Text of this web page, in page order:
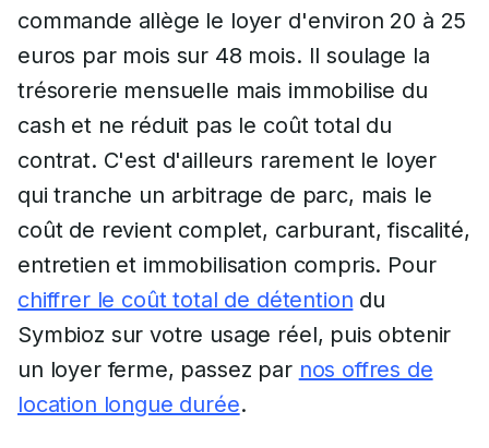
commande allège le loyer d'environ 20 à 25
euros par mois sur 48 mois. Il soulage la
trésorerie mensuelle mais immobilise du
cash et ne réduit pas le coût total du
contrat. C'est d'ailleurs rarement le loyer
qui tranche un arbitrage de parc, mais le
coût de revient complet, carburant, fiscalité,
entretien et immobilisation compris. Pour
chiffrer le coût total de détention du
Symbioz sur votre usage réel, puis obtenir
un loyer ferme, passez par nos offres de
location longue durée.